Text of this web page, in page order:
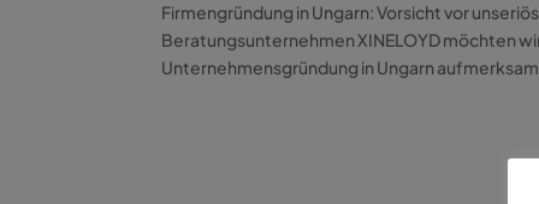
Firmengründung in Ungarn: Vorsicht vor
Beratungsunternehmen XINELOYD möchten
Unternehmensgründung in Ungarn